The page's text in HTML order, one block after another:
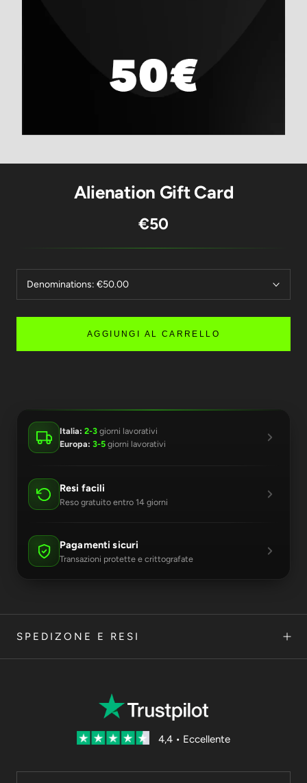
Alienation Gift Card
€50
Denominations: €50.00
AGGIUNGI AL CARRELLO
Italia: 2-3 giorni lavorativi
Europa: 3-5 giorni lavorativi
Resi facili
Reso gratuito entro 14 giorni
Pagamenti sicuri
Transazioni protette e crittografate
SPEDIZONE E RESI
4,4 • Eccellente